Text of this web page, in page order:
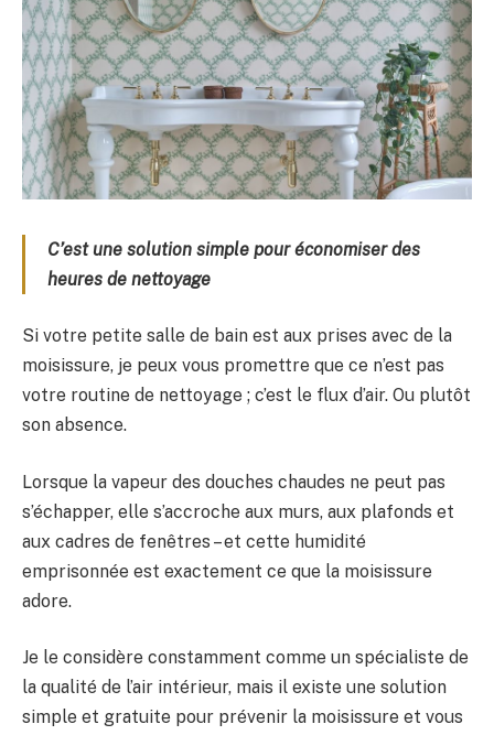
C’est une solution simple pour économiser des
heures de nettoyage
Si votre petite salle de bain est aux prises avec de la
moisissure, je peux vous promettre que ce n’est pas
votre routine de nettoyage ; c’est le flux d’air. Ou plutôt
son absence.
Lorsque la vapeur des douches chaudes ne peut pas
s’échapper, elle s’accroche aux murs, aux plafonds et
aux cadres de fenêtres – et cette humidité
emprisonnée est exactement ce que la moisissure
adore.
Je le considère constamment comme un spécialiste de
la qualité de l’air intérieur, mais il existe une solution
simple et gratuite pour prévenir la moisissure et vous